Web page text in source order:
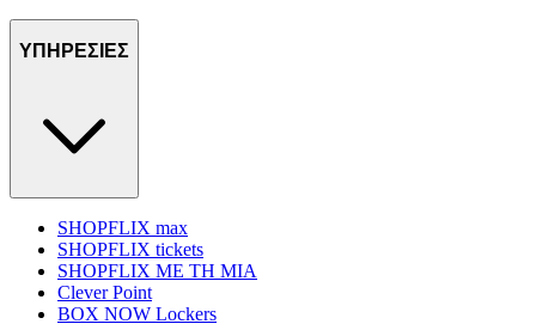
ΥΠΗΡΕΣΙΕΣ
SHOPFLIX max
SHOPFLIX tickets
SHOPFLIX ΜΕ ΤΗ ΜΙΑ
Clever Point
BOX NOW Lockers